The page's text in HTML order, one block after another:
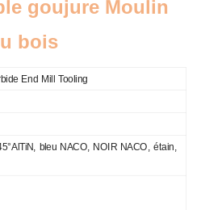
goujure Moulin
bois
End Mill Tooling
bleu NACO, NOIR NACO, étain,